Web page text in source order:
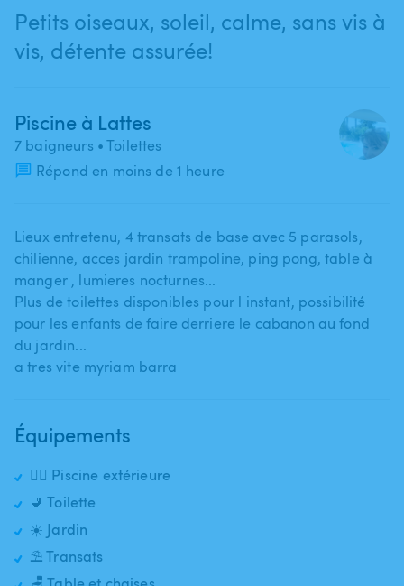
Petits oiseaux, soleil, calme, sans vis à
vis, détente assurée!
Piscine à Lattes
7 baigneurs • Toilettes
Répond en moins de 1 heure
Lieux entretenu​,​ 4 transats de base avec 5 parasols​,​
chilienne​,​ acces jardin trampoline​,​ ping pong​,​ table à
manger ​,​ lumieres nocturnes...
Plus de toilettes disponibles pour l instant​,​ possibilité
pour les enfants de faire derriere le cabanon au fond
du jardin...
a tres vite myriam barra
Équipements
🏊‍♂️ Piscine extérieure
🚽 Toilette
☀️ Jardin
⛱️ Transats